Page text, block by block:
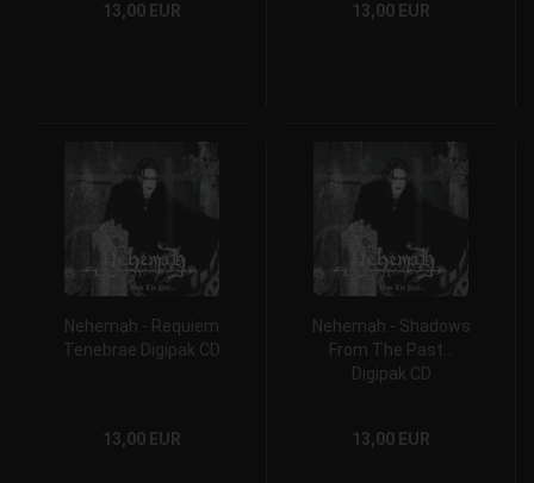
Nècrophagie - Digpak
13,00 EUR 13,00 EUR
Nehemah - Requiem
Tenebrae Digipak CD
13,00 EUR
Nehemah - Shadows
From The Past...
Digipak CD
13,00 EUR